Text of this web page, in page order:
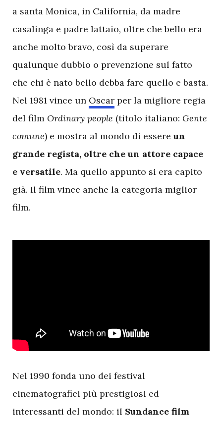
a santa Monica, in California, da madre
casalinga e padre lattaio, oltre che bello era
anche molto bravo, così da superare
qualunque dubbio o prevenzione sul fatto
che chi è nato bello debba fare quello e basta.
Nel 1981 vince un Oscar per la migliore regia
del film Ordinary people (titolo italiano: Gente
comune) e mostra al mondo di essereun
grande regista, oltre che un attore capace
e versatile. Ma quello appunto si era capito
già. Il film vince anche la categoria miglior
film.
Nel 1990 fonda uno dei festival
cinematografici più prestigiosi ed
interessanti del mondo: il Sundance film